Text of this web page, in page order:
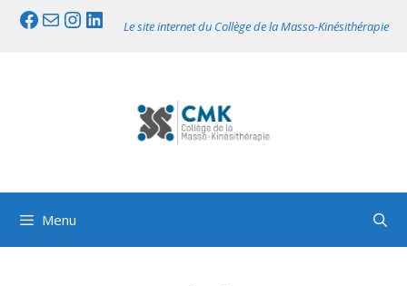
AllerFacebook
MailInstagram
LinkedIn
Le site internet du Collège de la Masso-Kinésithérapie
Menu